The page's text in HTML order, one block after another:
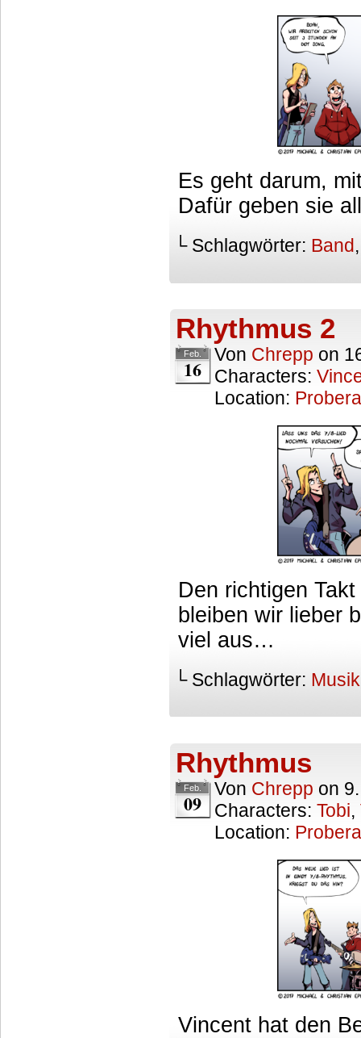
Es geht darum,
Dafür geben sie
└ Schlagwörter: Band
Rhythmus 2
Feb.
16
Von Chrepp on
Characters:
Location:
Den richtigen
bleiben wir lieber
viel aus…
└ Schlagwörter: Musik
Rhythmus
Feb.
09
Von Chrepp on
Characters: Tobi,
Location:
Vincent hat den